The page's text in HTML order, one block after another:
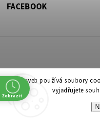
Tento web používá soubory
vyjadřujete
FACEBOOK
Copyright 2026 ZOO ve
Zobrazit